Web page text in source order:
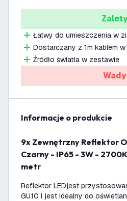
Zalety
Łatwy do umieszczenia w
Dostarczany z 1m kablem
Źródło światła w zestawie
Wady
informacje o produkcie
9x Zewnętrzny Reflektor Ogrodowy LED -
Czarny - IP65 - 3W -
metr
Reflektor LEDjest
GU10 i jest idealny do